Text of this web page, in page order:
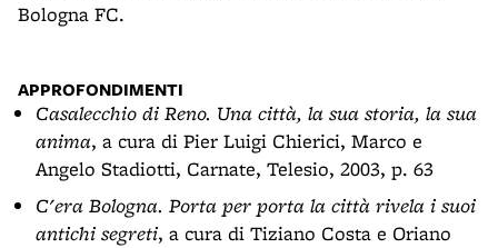
Bologna FC.
APPROFONDIMENTI
Casalecchio di Reno. Una città, la sua storia, la sua
anima, a cura di Pier Luigi Chierici, Marco e
Angelo Stadiotti, Carnate, Telesio, 2003, p. 63
C'era Bologna. Porta per porta la città rivela i suoi
antichi segreti, a cura di Tiziano Costa e Oriano